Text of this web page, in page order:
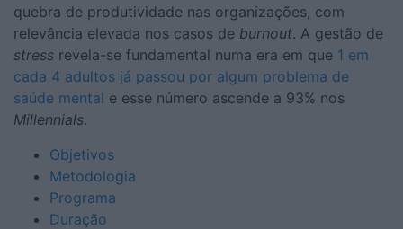
quebra de produtividade nas organizações, com
relevância elevada nos casos de burnout. A gestão de
stress revela-se fundamental numa era em que 1 em
cada 4 adultos já passou por algum problema de
saúde mental e esse número ascende a 93% nos
Millennials.
Objetivos
Metodologia
Programa
Duração